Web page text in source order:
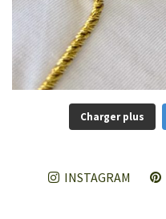
Charger plus
INSTAGRAM